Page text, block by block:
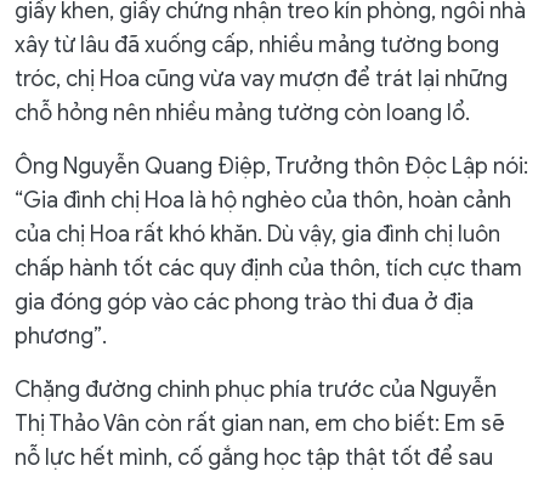
giấy khen, giấy chứng nhận treo kín phòng, ngôi nhà
xây từ lâu đã xuống cấp, nhiều mảng tường bong
tróc, chị Hoa cũng vừa vay mượn để trát lại những
chỗ hỏng nên nhiều mảng tường còn loang lổ.
Ông Nguyễn Quang Điệp, Trưởng thôn Độc Lập nói:
“Gia đình chị Hoa là hộ nghèo của thôn, hoàn cảnh
của chị Hoa rất khó khăn. Dù vậy, gia đình chị luôn
chấp hành tốt các quy định của thôn, tích cực tham
gia đóng góp vào các phong trào thi đua ở địa
phương”.
Chặng đường chinh phục phía trước của Nguyễn
Thị Thảo Vân còn rất gian nan, em cho biết: Em sẽ
nỗ lực hết mình, cố gắng học tập thật tốt để sau